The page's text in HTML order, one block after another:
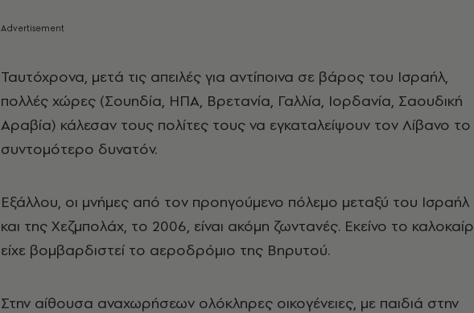
Ταυτόχρονα, μετά τις απειλές για αντίποινα σε βάρος του Ισραήλ,
πολλές χώρες (Σουηδία, ΗΠΑ, Βρετανία, Γαλλία, Ιορδανία, Σαουδική
Αραβία) κάλεσαν τους πολίτες τους να εγκαταλείψουν τον Λίβανο το
συντομότερο δυνατόν.
Εξάλλου, οι μνήμες από τον προηγούμενο πόλεμο μεταξύ του Ισραήλ
και της Χεζμπολάχ, το 2006, είναι ακόμη ζωντανές. Εκείνο το
είχε βομβαρδιστεί το αεροδρόμιο της Βηρυτού.
Στην αίθουσα αναχωρήσεων ολόκληρες οικογένειες, με παιδιά στην